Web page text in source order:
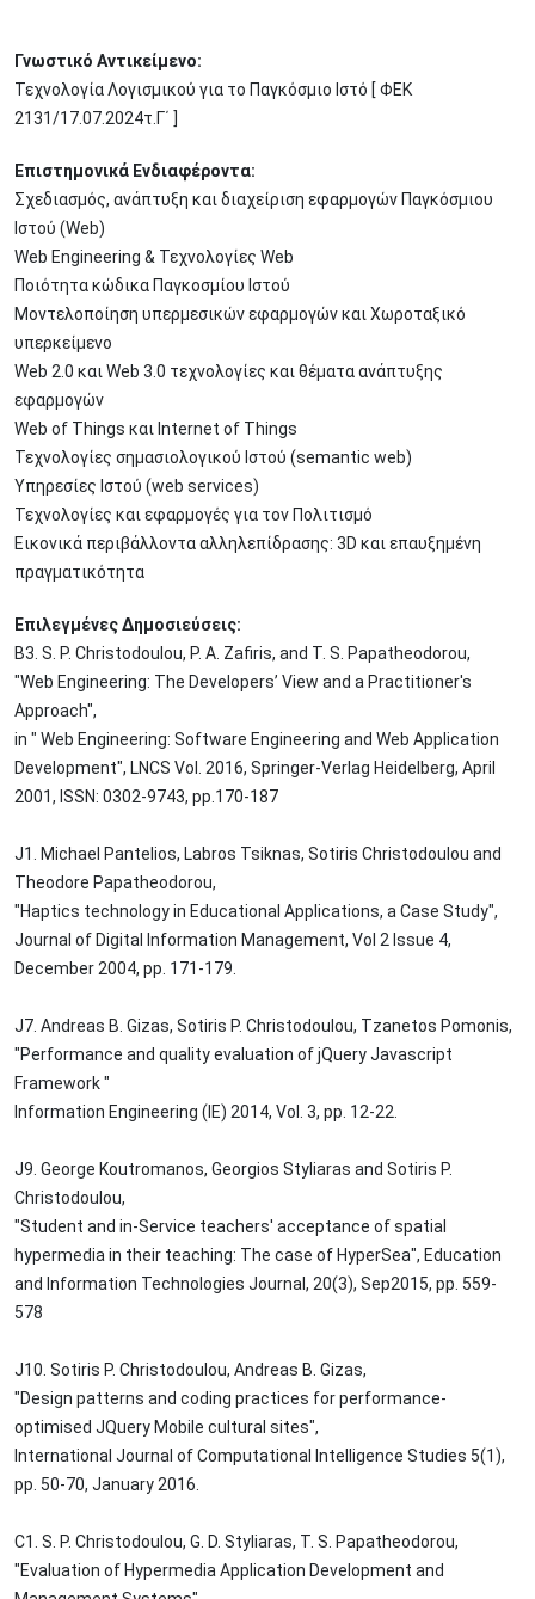
Γνωστικό Αντικείμενο:
Τεχνολογία Λογισμικού για το Παγκόσμιο Ιστό [ ΦΕΚ
2131/17.07.2024τ.Γ΄ ]
Επιστημονικά Ενδιαφέροντα:
Σχεδιασμός, ανάπτυξη και διαχείριση εφαρμογών Παγκόσμιου
Ιστού (Web)
Web Engineering & Τεχνολογίες Web
Ποιότητα κώδικα Παγκοσμίου Ιστού
Μοντελοποίηση υπερμεσικών εφαρμογών και Χωροταξικό
υπερκείμενο
Web 2.0 και Web 3.0 τεχνολογίες και θέματα ανάπτυξης
εφαρμογών
Web of Things και Internet of Things
Τεχνολογίες σημασιολογικού Ιστού (semantic web)
Υπηρεσίες Ιστού (web services)
Τεχνολογίες και εφαρμογές για τον Πολιτισμό
Εικονικά περιβάλλοντα αλληλεπίδρασης: 3D και επαυξημένη
πραγματικότητα
Επιλεγμένες Δημοσιεύσεις:
Β3. S. P. Christodoulou, P. A. Zafiris, and T. S. Papatheodorou,
"Web Engineering: The Developers’ View and a Practitioner's
Approach",
in " Web Engineering: Software Engineering and Web Application
Development", LNCS Vol. 2016, Springer-Verlag Heidelberg, April
2001, ISSN: 0302-9743, pp.170-187
J1. Michael Pantelios, Labros Tsiknas, Sotiris Christodoulou and
Theodore Papatheodorou,
"Haptics technology in Educational Applications, a Case Study",
Journal of Digital Information Management, Vol 2 Issue 4,
December 2004, pp. 171-179.
J7. Andreas B. Gizas, Sotiris P. Christodoulou, Tzanetos Pomonis,
"Performance and quality evaluation of jQuery Javascript
Framework "
Information Engineering (IE) 2014, Vol. 3, pp. 12-22.
J9. George Koutromanos, Georgios Styliaras and Sotiris P.
Christodoulou,
"Student and in-Service teachers' acceptance of spatial
hypermedia in their teaching: The case of HyperSea", Education
and Information Technologies Journal, 20(3), Sep2015, pp. 559-
578
J10. Sotiris P. Christodoulou, Andreas B. Gizas,
"Design patterns and coding practices for performance-
optimised JQuery Mobile cultural sites",
International Journal of Computational Intelligence Studies 5(1),
pp. 50-70, January 2016.
C1. S. P. Christodoulou, G. D. Styliaras, T. S. Papatheodorou,
"Evaluation of Hypermedia Application Development and